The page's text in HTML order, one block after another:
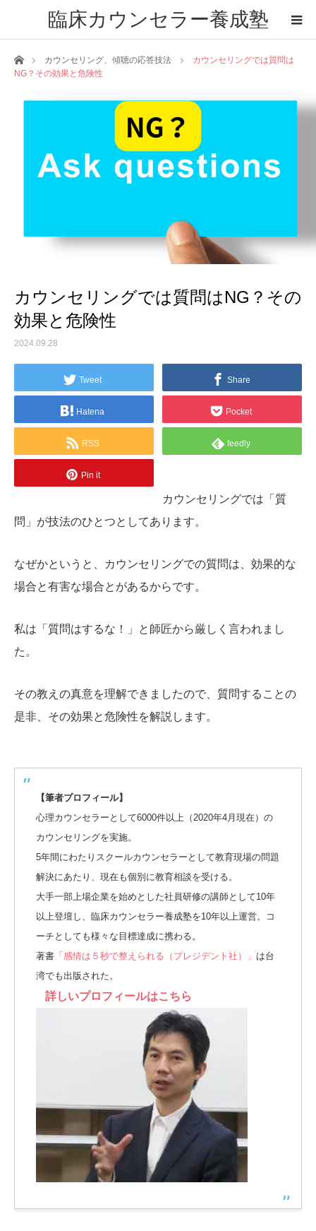
臨床カウンセラー養成塾
ホームカウンセリング、傾聴の応答技法
カウンセリングでは質問は
NG？その効果と危険性
カウンセリングでは質問はNG？その
効果と危険性
2024.09.28
Tweet Share
Hatena Pocket
RSS feedly
Pin it
カウンセリングでは「質
問」が技法のひとつとしてあります。
なぜかというと、カウンセリングでの質問は、効果的な
場合と有害な場合とがあるからです。
私は「質問はするな！」と師匠から厳しく言われまし
た。
その教えの真意を理解できましたので、質問することの
是非、その効果と危険性を解説します。
【筆者プロフィール】
心理カウンセラーとして6000件以上（2020年4月現在）の
カウンセリングを実施。
5年間にわたりスクールカウンセラーとして教育現場の問題
解決にあたり、現在も個別に教育相談を受ける。
大手一部上場企業を始めとした社員研修の講師として10年
以上登壇し、臨床カウンセラー養成塾を10年以上運営。コ
ーチとしても様々な目標達成に携わる。
著書 「感情は５秒で整えられる（プレジデント社）」 は台
湾でも出版された。
詳しいプロフィールはこちら